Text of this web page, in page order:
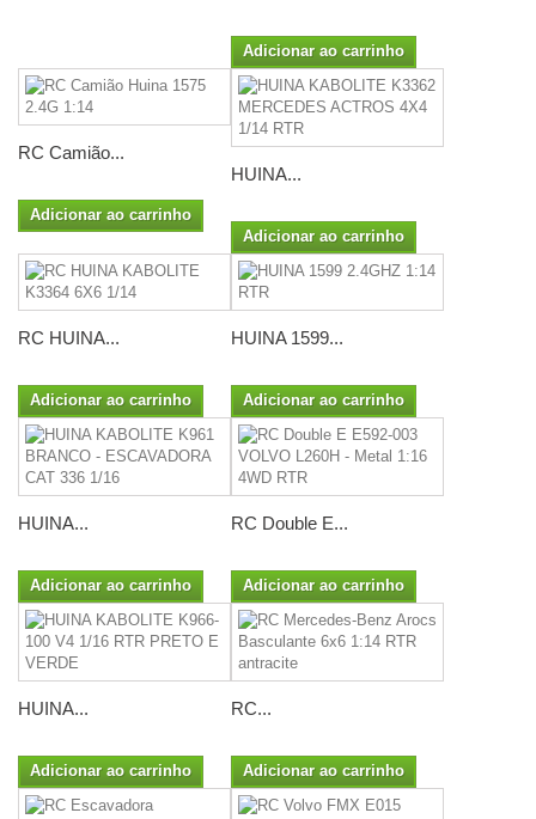
Adicionar ao carrinho
RC Camião...
Adicionar ao carrinho
HUINA...
Adicionar ao carrinho
RC HUINA...
Adicionar ao carrinho
HUINA 1599...
Adicionar ao carrinho
HUINA...
Adicionar ao carrinho
RC Double E...
Adicionar ao carrinho
HUINA...
Adicionar ao carrinho
RC...
Adicionar ao carrinho